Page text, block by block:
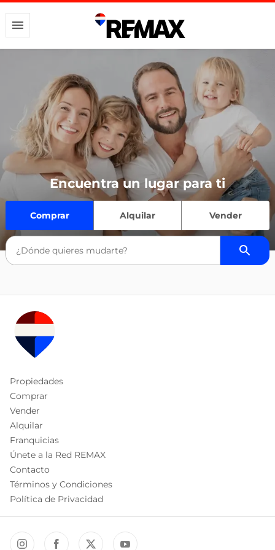
Encuentra un lugar para ti
Comprar Alquilar Vender
Propiedades
Comprar
Vender
Alquilar
Franquicias
Únete a la Red REMAX
Contacto
Términos y Condiciones
Política de Privacidad